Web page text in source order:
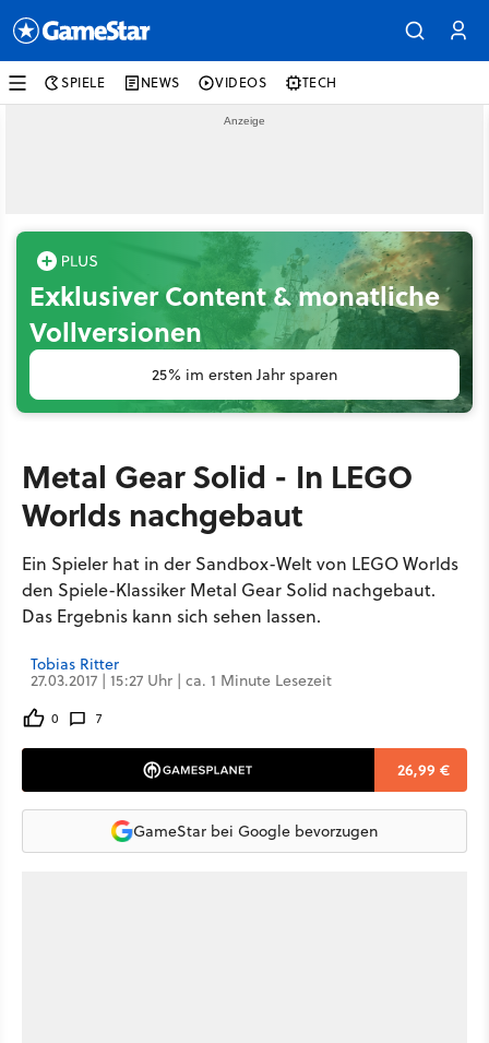
SPIELE NEWS VIDEOS TECH
Exklusiver Content & monatliche
Vollversionen
25% im ersten Jahr sparen
Metal Gear Solid - In LEGO
Worlds nachgebaut
Ein Spieler hat in der Sandbox-Welt von LEGO Worlds
den Spiele-Klassiker Metal Gear Solid nachgebaut.
Das Ergebnis kann sich sehen lassen.
Tobias Ritter
27.03.2017 | 15:27 Uhr | ca. 1 Minute Lesezeit
0 7
26,99 €
GameStar bei Google bevorzugen